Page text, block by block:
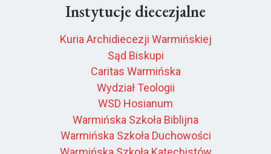
Instytucje diecezjalne
Kuria Archidiecezji Warmińskiej
Sąd Biskupi
Caritas Warmińska
Wydział Teologii
WSD Hosianum
Warmińska Szkoła Biblijna
Warmińska Szkoła Duchowości